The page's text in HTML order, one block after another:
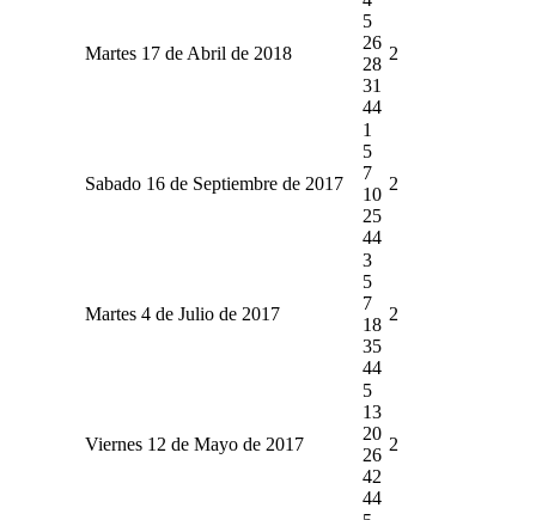
Martes 17 de Abril de 2018
5
26
28
31
44
2
Sabado 16 de Septiembre de 2017
1
5
7
10
25
44
2
Martes 4 de Julio de 2017
3
5
7
18
35
44
2
Viernes 12 de Mayo de 2017
5
13
20
26
42
44
2